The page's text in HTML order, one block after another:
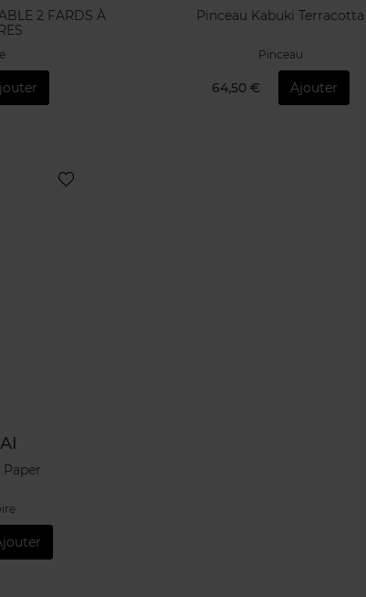
2 FARDS À
Pinceau Kabuki Terracotta
Pinceau
64,50 € Ajouter
Paper